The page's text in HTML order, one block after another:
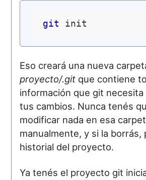
git
Eso creará una nueva
proyecto/.git que contiene
información que git
tus cambios. Nunca tenés
modificar nada en esa
manualmente, y si la borrás,
historial del proyecto.
Ya tenés el proyecto git